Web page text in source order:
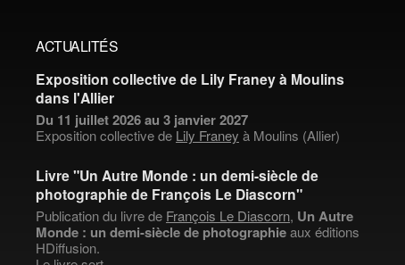
ACTUALITÉS
Exposition collective de Lily Franey à Moulins
dans l'Allier
Du 11 juillet 2026 au 3 janvier 2027
Exposition collective de Lily Franey à Moulins (Allier)
Livre "Un Autre Monde : un demi-siècle de
photographie de François Le Diascorn"
Publication du livre de François Le Diascorn, Un Autre
Monde : un demi-siècle de photographieaux éditions
HDiffusion.